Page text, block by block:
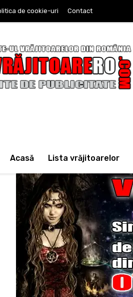
de cookie-uri Contact
Acasă Lista vrăjitoarelor